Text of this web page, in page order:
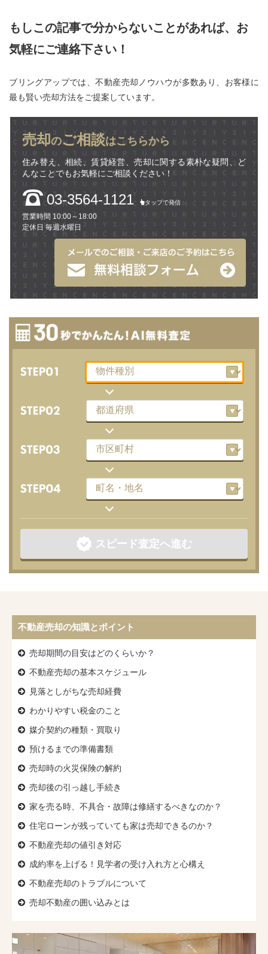
もしこの記事で分からないことがあれば、お
気軽にご連絡下さい！
ブリングアップでは、不動産売却ノウハウが多数あり、お客様に
最も賢い売却方法をご提案しています。
売却のご相談はこちらから
住み替え、相続、賃貸経営、売却に関する素朴な疑問、ど
んなことでもお気軽にご相談ください！
03-3564-1121 タップで発信
営業時間 10:00～18:00
定休日 毎週水曜日
スピード査定へ進む
不動産売却の知識とポイント
売却期間の目安はどのくらいか？
不動産売却の基本スケジュール
見落としがちな売却経費
わかりやすい税金のこと
媒介契約の種類・買取り
預けるまでの準備書類
売却時の火災保険の解約
売却後の引っ越し手続き
家を売る時、不具合・故障は修繕するべきなのか？
住宅ローンが残っていても家は売却できるのか？
不動産売却の値引き対応
成約率を上げる！ 見学者の受け入れ方と心構え
不動産売却のトラブルについて
売却不動産の囲い込みとは